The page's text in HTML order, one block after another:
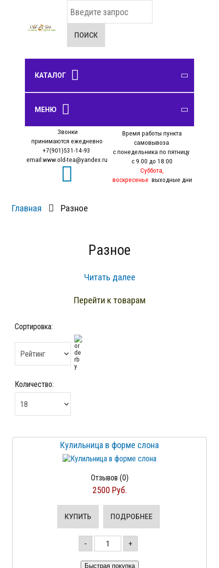
к
.
ПОИСК
КАТАЛОГ
ЧАЙ
Улун
Белый чай
Зеленый чай
Желтый чай
Красный чай
Элитный чай
ПОСУДА
Чахай
Пиалы
ЧАЙНЫЕ ДОСКИ
ПОДАРКИ
МЕНЮ
О нас
Оплата
Доставка
Самовывоз
Личный кабинет
Звонки
принимаются ежедневно
+7(901)531-14-93
email:www.old-tea@yandex.ru
Время работы пункта
самовывоза
с понедельника по пятницу
с 9.00 до 18.00
Суббота,
воскресенье выходные дни
Главная Разное
Разное
Читать далее
Перейти к товарам
Сортировка:
Количество:
Кулильница в форме слона
Отзывов (0)
2500 Руб.
КУПИТЬ ПОДРОБНЕЕ
- +